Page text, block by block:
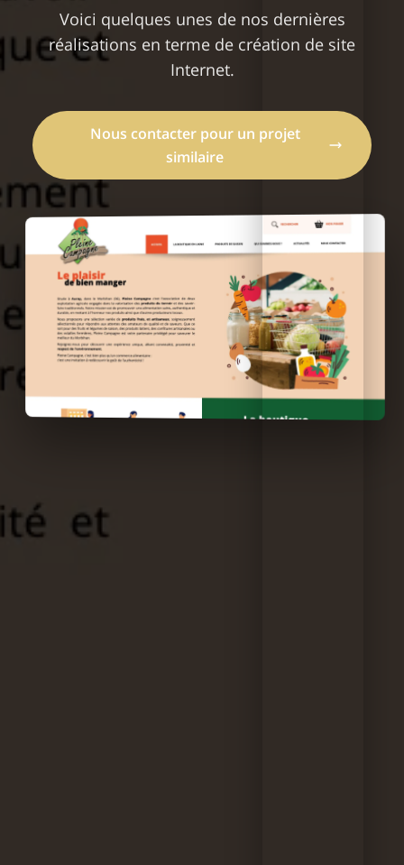
Nosréalisations
Découvrez les projets innovants réalisés par notre
équipe. Une immersion visuelle dans notre univers
créatif où chaque projet raconte une histoire unique.
Explorer nos projets
Discuter de votre projet
Voici quelques unes de nos dernières
réalisations en terme de création de site
Internet.
Nous contacter pour un projet
similaire